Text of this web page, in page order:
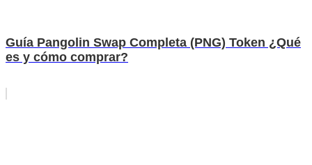
Guía Pangolin Swap Completa (PNG) Token ¿Qué
es y cómo comprar?